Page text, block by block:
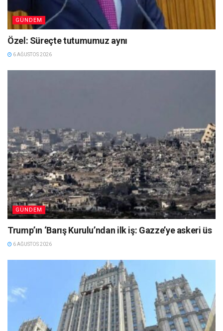
GÜNDEM
Özel: Süreçte tutumumuz aynı
6 AĞUSTOS 2026
GÜNDEM
Trump’ın ‘Barış Kurulu’ndan ilk iş: Gazze’ye askeri üs
6 AĞUSTOS 2026